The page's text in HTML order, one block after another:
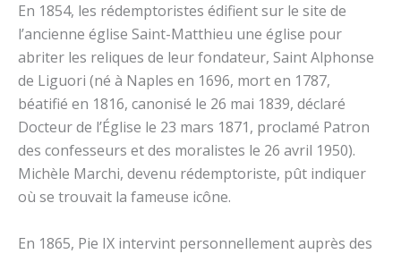
En 1854, les rédemptoristes édifient sur le site de
l’ancienne église Saint-Matthieu une église pour
abriter les reliques de leur fondateur, Saint Alphonse
de Liguori (né à Naples en 1696, mort en 1787,
béatifié en 1816, canonisé le 26 mai 1839, déclaré
Docteur de l’Église le 23 mars 1871, proclamé Patron
des confesseurs et des moralistes le 26 avril 1950).
Michèle Marchi, devenu rédemptoriste, pût indiquer
où se trouvait la fameuse icône.
En 1865, Pie IX intervint personnellement auprès des